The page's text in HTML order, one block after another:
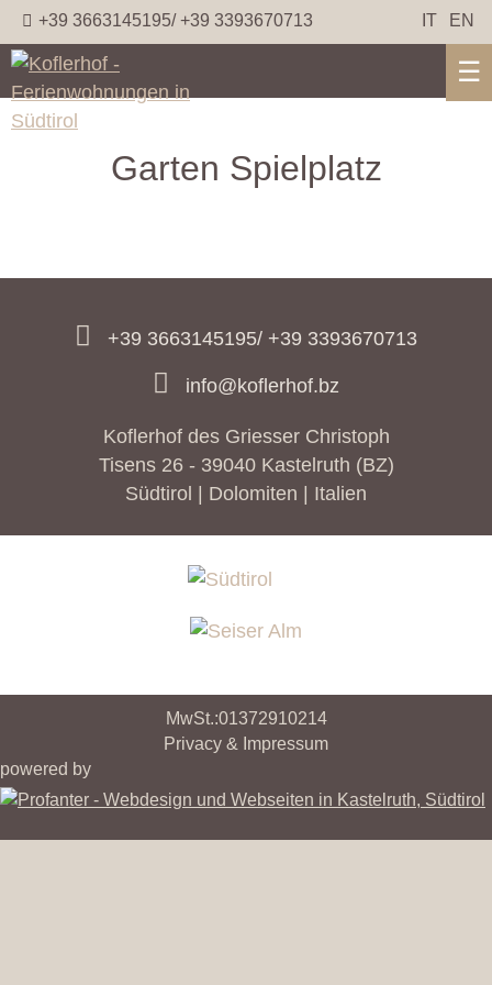
+39 3663145195/ +39 3393670713 IT EN
☰
Garten Spielplatz
+39 3663145195/ +39 3393670713
info@koflerhof.bz
Koflerhof des Griesser Christoph
Tisens 26 - 39040 Kastelruth (BZ)
Südtirol | Dolomiten | Italien
MwSt.:01372910214
Privacy & Impressum
powered by